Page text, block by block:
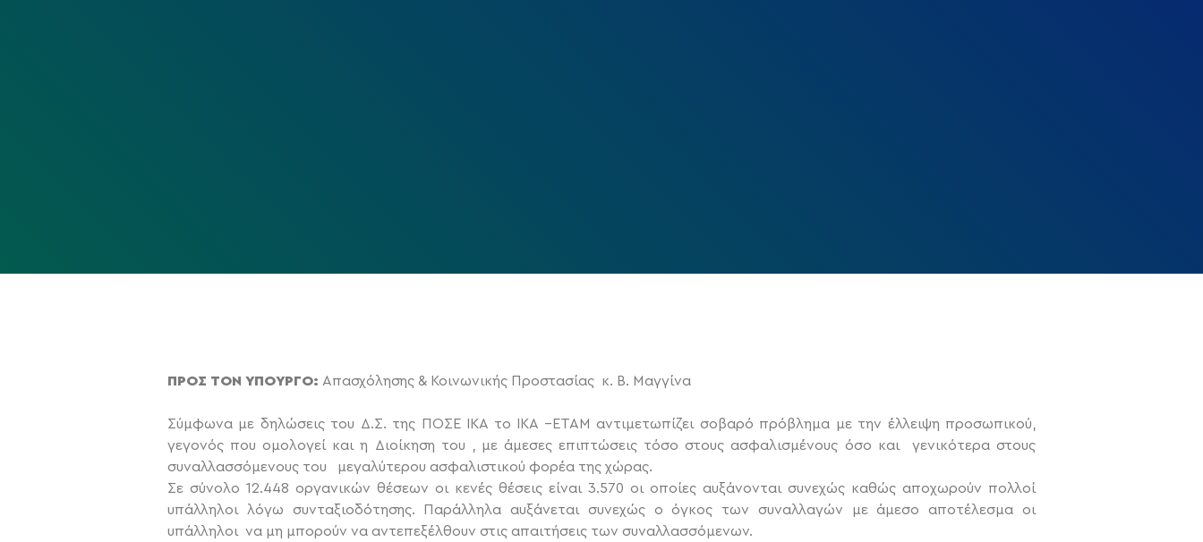
ΠΡΟΣ ΤΟΝ ΥΠΟΥΡΓΟ: Απασχόλησης & Κοινωνικής Προστασίας κ. Β. Μαγγίνα
Σύμφωνα με δηλώσεις του Δ.Σ. της ΠΟΣΕ ΙΚΑ το ΙΚΑ –ΕΤΑΜ αντιμετωπίζει σοβαρό πρόβλημα με την έλλειψη προσωπικού,
γεγονός που ομολογεί και η Διοίκηση του , με άμεσες επιπτώσεις τόσο στους ασφαλισμένους όσο και γενικότερα στους
συναλλασσόμενους του μεγαλύτερου ασφαλιστικού φορέα της χώρας.
Σε σύνολο 12.448 οργανικών θέσεων οι κενές θέσεις είναι 3.570 οι οποίες αυξάνονται συνεχώς καθώς αποχωρούν πολλοί
υπάλληλοι λόγω συνταξιοδότησης. Παράλληλα αυξάνεται συνεχώς ο όγκος των συναλλαγών με άμεσο αποτέλεσμα οι
υπάλληλοι να μη μπορούν να αντεπεξέλθουν στις απαιτήσεις των συναλλασσόμενων.